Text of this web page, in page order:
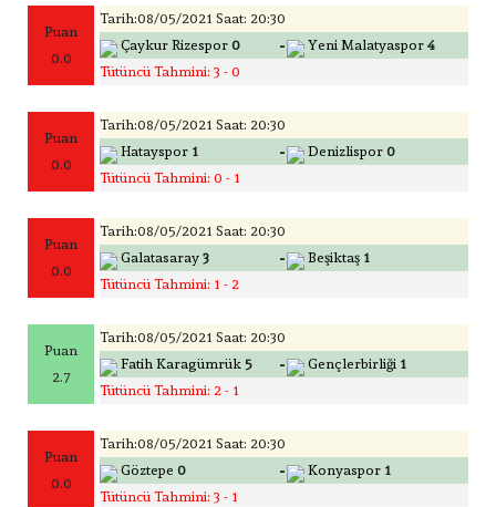
Puan
0.0
Tarih:08/05/2021 Saat: 20:30
Çaykur Rizespor 0 - Yeni Malatyaspor 4
Tütüncü Tahmini: 3 - 0
Puan
0.0
Tarih:08/05/2021 Saat: 20:30
Hatayspor 1 - Denizlispor 0
Tütüncü Tahmini: 0 - 1
Puan
0.0
Tarih:08/05/2021 Saat: 20:30
Galatasaray 3 - Beşiktaş 1
Tütüncü Tahmini: 1 - 2
Puan
2.7
Tarih:08/05/2021 Saat: 20:30
Fatih Karagümrük 5 - Gençlerbirliği 1
Tütüncü Tahmini: 2 - 1
Puan
0.0
Tarih:08/05/2021 Saat: 20:30
Göztepe 0 - Konyaspor 1
Tütüncü Tahmini: 3 - 1